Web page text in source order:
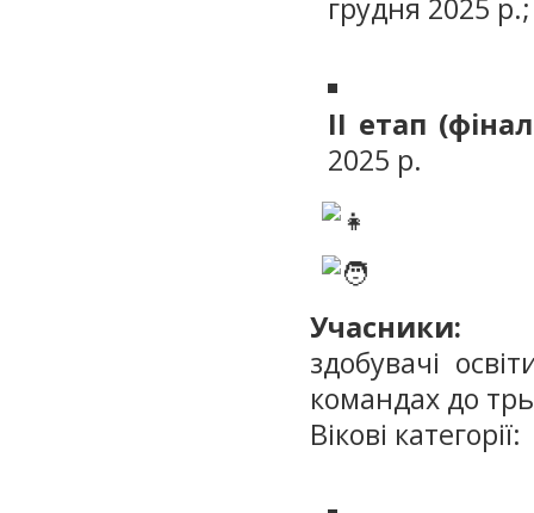
грудня 2025 р.;
II етап
2025 р.
Учасники:
здобувачі
командах до
Вікові категорії: